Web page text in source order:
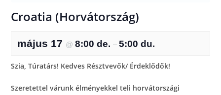
Croatia (Horvátország)
május 17 @8:00 de.–5:00 du.
Szia, Túratárs! Kedves Résztvevők/ Érdeklődők!
Szeretettel várunk élményekkel teli horvátországi